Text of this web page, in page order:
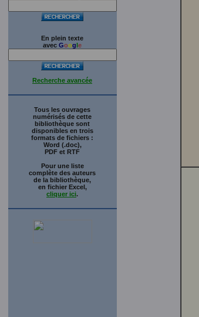
En plein texte
avec Google
Recherche avancée
Tous les ouvrages
numérisés de cette
bibliothèque sont
disponibles en trois
formats de fichiers :
Word (.doc),
PDF et RTF
Pour une liste
complète des auteurs
de la bibliothèque,
en fichier Excel,
cliquer ici.